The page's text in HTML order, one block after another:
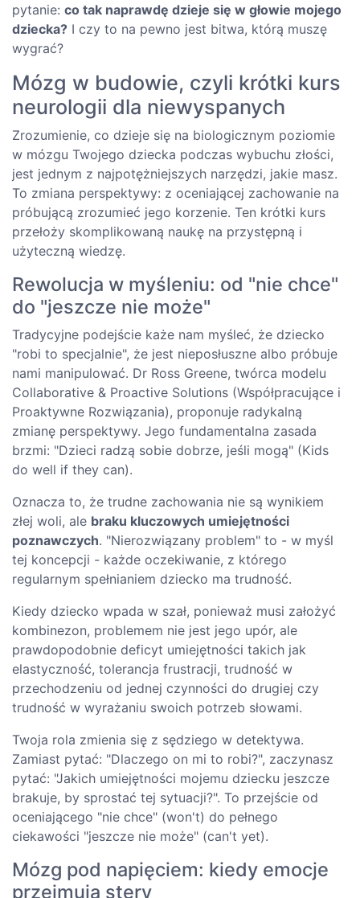
pytanie: co tak naprawdę dzieje się w głowie mojego
dziecka? I czy to na pewno jest bitwa, którą muszę
wygrać?
Mózg w budowie, czyli krótki kurs
neurologii dla niewyspanych
Zrozumienie, co dzieje się na biologicznym poziomie
w mózgu Twojego dziecka podczas wybuchu złości,
jest jednym z najpotężniejszych narzędzi, jakie masz.
To zmiana perspektywy: z oceniającej zachowanie na
próbującą zrozumieć jego korzenie. Ten krótki kurs
przełoży skomplikowaną naukę na przystępną i
użyteczną wiedzę.
Rewolucja w myśleniu: od "nie chce"
do "jeszcze nie może"
Tradycyjne podejście każe nam myśleć, że dziecko
"robi to specjalnie", że jest nieposłuszne albo próbuje
nami manipulować. Dr Ross Greene, twórca modelu
Collaborative & Proactive Solutions (Współpracujące i
Proaktywne Rozwiązania), proponuje radykalną
zmianę perspektywy. Jego fundamentalna zasada
brzmi: "Dzieci radzą sobie dobrze, jeśli mogą" (Kids
do well if they can).
Oznacza to, że trudne zachowania nie są wynikiem
złej woli, ale braku kluczowych umiejętności
poznawczych. "Nierozwiązany problem" to - w myśl
tej koncepcji - każde oczekiwanie, z którego
regularnym spełnianiem dziecko ma trudność.
Kiedy dziecko wpada w szał, ponieważ musi założyć
kombinezon, problemem nie jest jego upór, ale
prawdopodobnie deficyt umiejętności takich jak
elastyczność, tolerancja frustracji, trudność w
przechodzeniu od jednej czynności do drugiej czy
trudność w wyrażaniu swoich potrzeb słowami.
Twoja rola zmienia się z sędziego w detektywa.
Zamiast pytać: "Dlaczego on mi to robi?", zaczynasz
pytać: "Jakich umiejętności mojemu dziecku jeszcze
brakuje, by sprostać tej sytuacji?". To przejście od
oceniającego "nie chce" (won't) do pełnego
ciekawości "jeszcze nie może" (can't yet).
Mózg pod napięciem: kiedy emocje
przejmują stery